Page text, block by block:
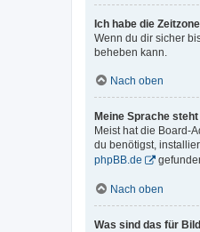
Ich habe die
Wenn du dir sicher
beheben kann.
Nach oben
Meine Sprache
Meist hat die Board-
du benötigst,
phpBB.de
Nach oben
Was sind das für